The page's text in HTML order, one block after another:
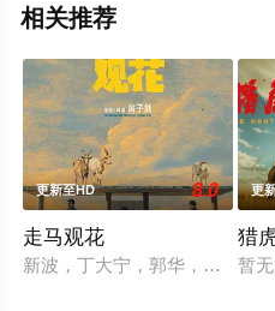
相关推荐
更新至HD 8.0
走马观花
新波，丁大宁，郭华，程一木
更
猎
暂